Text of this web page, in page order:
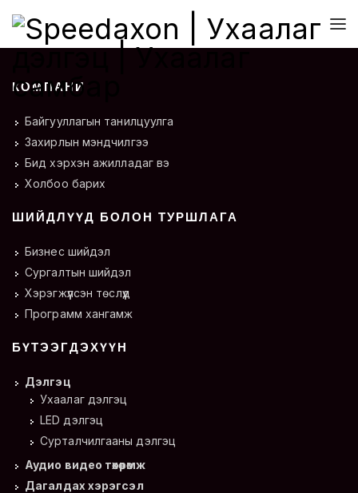
КОМПАНИ
Байгууллагын танилцуулга
Захирлын мэндчилгээ
Бид хэрхэн ажилладаг вэ
Холбоо барих
ШИЙДЛҮҮД БОЛОН ТУРШЛАГА
Бизнес шийдэл
Сургалтын шийдэл
Хэрэгжүүлсэн төслүүд
Программ хангамж
БҮТЭЭГДЭХҮҮН
Дэлгэц
Ухаалаг дэлгэц
LED дэлгэц
Сурталчилгааны дэлгэц
Аудио видео төхөөрөмж
Дагалдах хэрэгсэл